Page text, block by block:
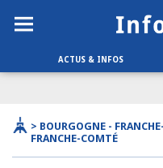
ACTUS & INFOS
> BOURGOGNE -
FRANCHE-COMTÉ